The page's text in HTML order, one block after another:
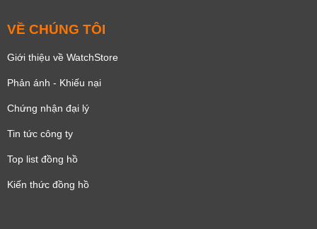
VỀ CHÚNG TÔI
Giới thiệu về WatchStore
Phản ánh - Khiếu nại
Chứng nhận đại lý
Tin tức công ty
Top list đồng hồ
Kiến thức đồng hồ